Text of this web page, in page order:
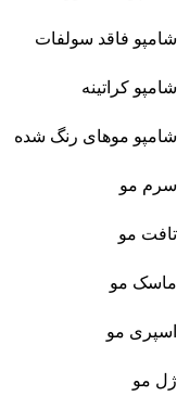
شامپو فاقد سولفات
شامپو کراتینه
شامپو موهای رنگ شده
سرم مو
تافت مو
ماسک مو
اسپری مو
ژل مو